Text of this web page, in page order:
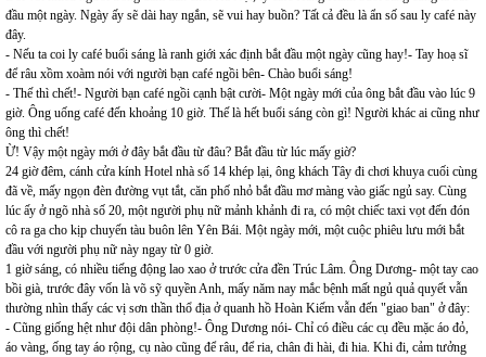
đầu một ngày. Ngày ấy sẽ dài hay ngắn, sẽ vui hay buồn? Tất cả đều là ẩn số sau ly café này
đây.
- Nếu ta coi ly café buổi sáng là ranh giới xác định bắt đầu một ngày cũng hay!- Tay hoạ sĩ
để râu xồm xoàm nói với người bạn café ngồi bên- Chào buổi sáng!
- Thế thì chết!- Người bạn café ngồi cạnh bật cười- Một ngày mới của ông bắt đầu vào lúc 9
giờ. Ông uống café đến khoảng 10 giờ. Thế là hết buổi sáng còn gì! Người khác ai cũng như
ông thì chết!
Ừ! Vậy một ngày mới ở đây bắt đầu từ đâu? Bắt đầu từ lúc mấy giờ?
24 giờ đêm, cánh cửa kính Hotel nhà số 14 khép lại, ông khách Tây đi chơi khuya cuối cùng
đã về, mấy ngọn đèn đường vụt tắt, căn phố nhỏ bắt đầu mơ màng vào giấc ngủ say. Cùng
lúc ấy ở ngõ nhà số 20, một người phụ nữ mảnh khảnh đi ra, có một chiếc taxi vọt đến đón
cô ra ga cho kịp chuyến tàu buôn lên Yên Bái. Một ngày mới, một cuộc phiêu lưu mới bắt
đầu với người phụ nữ này ngay từ 0 giờ.
1 giờ sáng, có nhiều tiếng động lao xao ở trước cửa đền Trúc Lâm. Ông Dương- một tay cao
bồi già, trước đây vốn là võ sỹ quyền Anh, mấy năm nay mắc bệnh mất ngủ quả quyết vẫn
thường nhìn thấy các vị sơn thần thổ địa ở quanh hồ Hoàn Kiếm vẫn đến "giao ban" ở đây:
- Cũng giống hệt như đội dân phòng!- Ông Dương nói- Chỉ có điều các cụ đều mặc áo đỏ,
áo vàng, ống tay áo rộng, cụ nào cũng để râu, để ria, chân đi hài, đi hia. Khi đi, cảm tưởng